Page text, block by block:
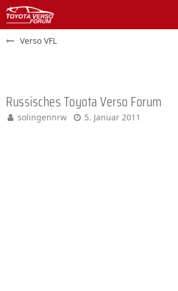
Verso VFL
Russisches Toyota Verso Forum
solingennrw 5. Januar 2011